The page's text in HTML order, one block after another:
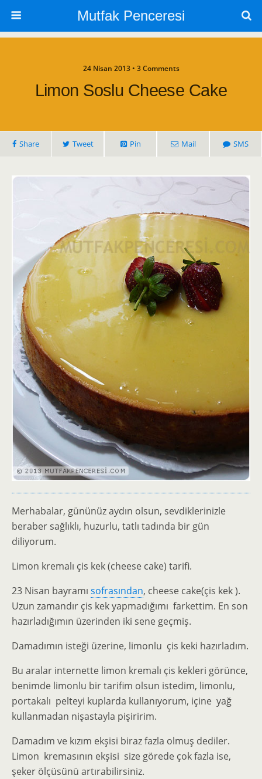
Mutfak Penceresi
24 Nisan 2013 • 3 Comments
Limon Soslu Cheese Cake
Share Tweet Pin Mail SMS
Merhabalar, gününüz aydın olsun, sevdiklerinizle
beraber sağlıklı, huzurlu, tatlı tadında bir gün
diliyorum.
Limon kremalı çis kek (cheese cake) tarifi.
23 Nisan bayramı sofrasından, cheese cake(çis kek ).
Uzun zamandır çis kek yapmadığımı farkettim. En son
hazırladığımın üzerinden iki sene geçmiş.
Damadımın isteği üzerine, limonlu çis keki hazırladım.
Bu aralar internette limon kremalı çis kekleri görünce,
benimde limonlu bir tarifim olsun istedim, limonlu,
portakalı pelteyi kuplarda kullanıyorum, içine yağ
kullanmadan nişastayla pişiririm.
Damadım ve kızım ekşisi biraz fazla olmuş dediler.
Limon kremasının ekşisi size görede çok fazla ise,
şeker ölçüsünü artırabilirsiniz.